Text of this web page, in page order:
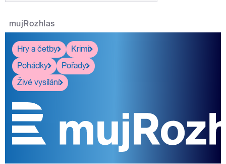
mujRozhlas
Hry a četby
Krimi
Pohádky
Pořady
Živé vysílání